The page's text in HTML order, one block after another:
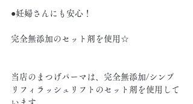
●妊婦さんにも安心！
完全無添加のセット剤を使用☆
当店のまつげパーマは、完全無添加/シンプ
リフィラッシュリフトのセット剤を使用して
います。